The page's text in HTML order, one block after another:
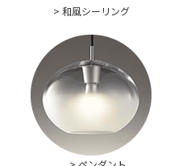
> 和風シーリング